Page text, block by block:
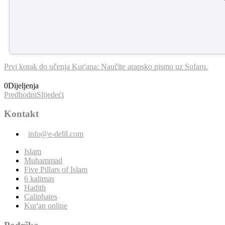
Prvi korak do učenja Kur'ana: Naučite arapsko pismo uz Sufaru.
0Dijeljenja
PredhodniSlijedeći
Kontakt
info@e-delil.com
Islam
Muhammad
Five Pillars of Islam
6 kalimas
Hadith
Caliphates
Kur'an online